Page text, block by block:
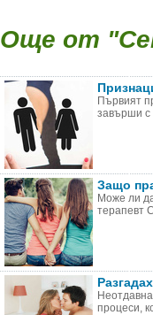
Още от
Първият
завърши с
Защо
Може ли
терапевт
процеси,